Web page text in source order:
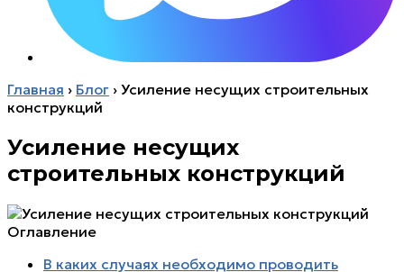
Главная › Блог › Усиление несущих строительных
конструкций
Усиление несущих
строительных конструкций
Оглавление
В каких случаях необходимо проводить